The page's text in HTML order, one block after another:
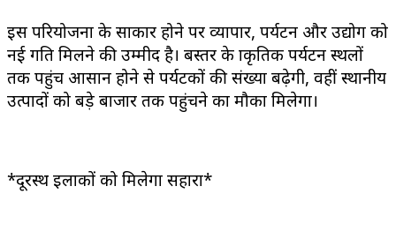
इस परियोजना के साकार होने पर व्यापार, पर्यटन और उद्योग को
नई गति मिलने की उम्मीद है। बस्तर के प्राकृतिक पर्यटन स्थलों
तक पहुंच आसान होने से पर्यटकों की संख्या बढ़ेगी, वहीं स्थानीय
उत्पादों को बड़े बाजार तक पहुंचने का मौका मिलेगा।
*दूरस्थ इलाकों को मिलेगा सहारा*